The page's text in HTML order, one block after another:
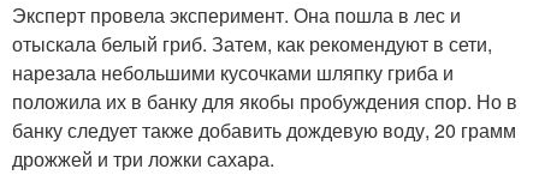
Эксперт провела эксперимент. Она пошла в лес и
отыскала белый гриб. Затем, как рекомендуют в сети,
нарезала небольшими кусочками шляпку гриба и
положила их в банку для якобы пробуждения спор. Но в
банку следует также добавить дождевую воду, 20 грамм
дрожжей и три ложки сахара.